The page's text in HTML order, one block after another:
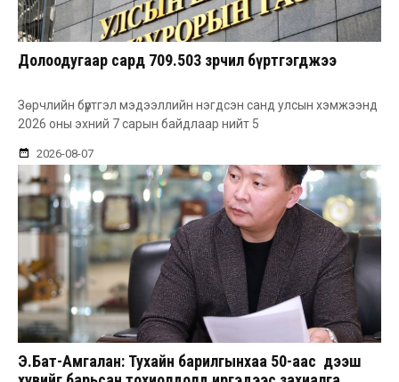
Долоодугаар сард 709.503 зөрчил бүртгэгджээ
Зөрчлийн бүртгэл мэдээллийн нэгдсэн санд улсын хэмжээнд
2026 оны эхний 7 сарын байдлаар нийт 5
2026-08-07
Э.Бат-Амгалан: Тухайн барилгынхаа 50-аас дээш